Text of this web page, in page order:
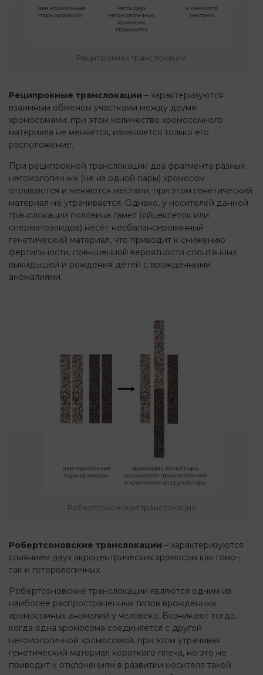
Реципрокная транслокация
Реципрокные транслокации – характеризуются
взаимным обменом участками между двумя
хромосомами, при этом количество хромосомного
материала не меняется, изменяется только его
расположение.
При реципрокной транслокации два фрагмента разных
негомологичных (не из одной пары) хромосом
отрываются и меняются местами, при этом генетический
материал не утрачивается. Однако, у носителей данной
транслокации половина гамет (яйцеклеток или
сперматозоидов) несёт несбалансированный
генетический материал, что приводит к снижению
фертильности, повышенной вероятности спонтанных
выкидышей и рождения детей с врождёнными
аномалиями.
Робертсоновская транслокация
Робертсоновские транслокации – характеризуются
слиянием двух акроцентрических хромосом как гомо-,
так и гетерологичных.
Робертсоновские транслокации являются одним из
наиболее распространенных типов врождённых
хромосомных аномалий у человека. Возникают тогда,
когда одна хромосома соединяется с другой
негомологичной хромосомой, при этом утрачивая
генетический материал короткого плеча, но это не
приводит к отклонениям в развитии носителя такой